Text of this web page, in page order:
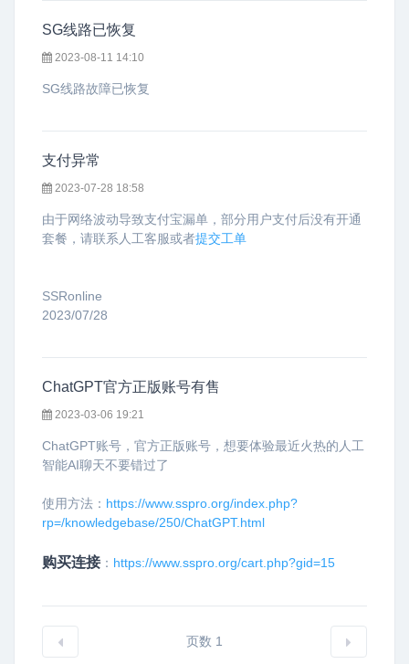
SG线路已恢复
2023-08-11 14:10
SG线路故障已恢复
支付异常
2023-07-28 18:58
由于网络波动导致支付宝漏单，部分用户支付后没有开通
套餐，请联系人工客服或者提交工单
SSRonline
2023/07/28
ChatGPT官方正版账号有售
2023-03-06 19:21
ChatGPT账号，官方正版账号，想要体验最近火热的人工
智能AI聊天不要错过了
使用方法： https://www.sspro.org/index.php?
rp=/knowledgebase/250/ChatGPT.html
购买连接： https://www.sspro.org/cart.php?gid=15
页数 1